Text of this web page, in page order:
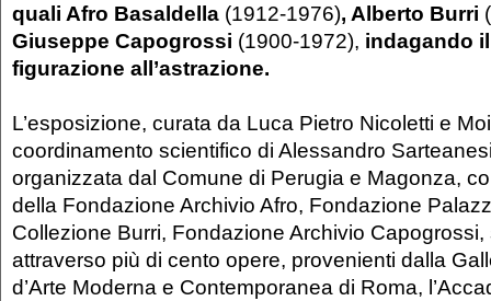
quali Afro Basaldella (1912-1976), Alberto Burri
Giuseppe Capogrossi (1900-1972), indagando
figurazione all’astrazione.
L’esposizione, curata da Luca Pietro Nicoletti e
coordinamento scientifico di Alessandro
organizzata dal Comune di Perugia e Magonza,
della Fondazione Archivio Afro, Fondazione
Collezione Burri, Fondazione Archivio
attraverso più di cento opere, provenienti dalla
d’Arte Moderna e Contemporanea di Roma,